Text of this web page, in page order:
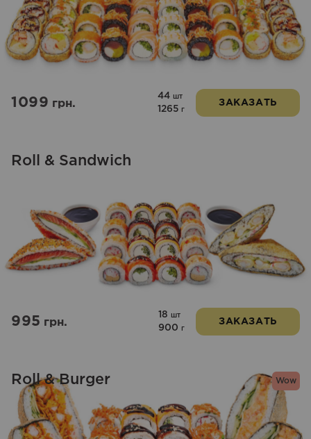
1099грн.
44 шт
1265 г
ЗАКАЗАТЬ
Roll & Sandwich
995грн.
18 шт
900 г
ЗАКАЗАТЬ
Wow
Roll & Burger